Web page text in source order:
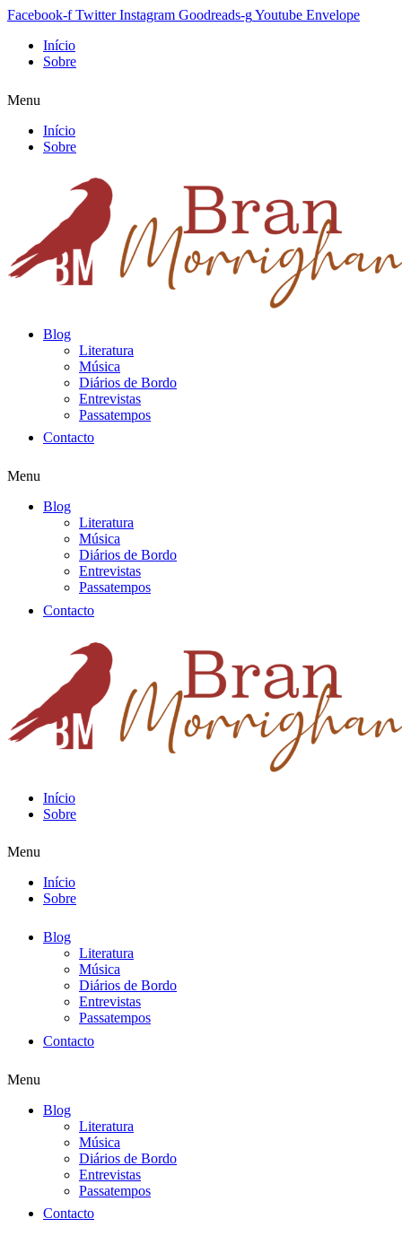
Facebook-f Twitter Instagram Goodreads-gYoutube Envelope
Início
Sobre
Menu
Início
Sobre
Blog
Literatura
Música
Diários de Bordo
Entrevistas
Passatempos
Contacto
Menu
Blog
Literatura
Música
Diários de Bordo
Entrevistas
Passatempos
Contacto
Início
Sobre
Menu
Início
Sobre
Blog
Literatura
Música
Diários de Bordo
Entrevistas
Passatempos
Contacto
Menu
Blog
Literatura
Música
Diários de Bordo
Entrevistas
Passatempos
Contacto